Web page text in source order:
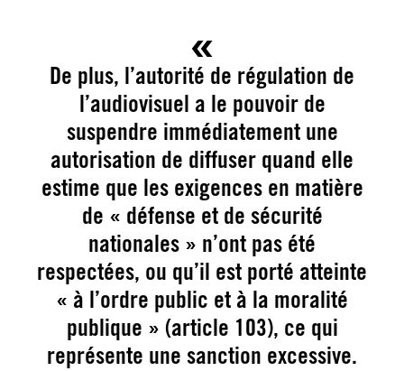
De plus, l’autorité de régulation de
l’audiovisuel a le pouvoir de
suspendre immédiatement une
autorisation de diffuser quand elle
estime que les exigences en matière
de « défense et de sécurité
nationales » n’ont pas été
respectées, ou qu’il est porté atteinte
« à l’ordre public et à la moralité
publique » (article 103), ce qui
représente une sanction excessive.